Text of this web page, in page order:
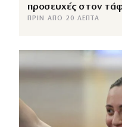
προσευχές στον
ΠΡΙΝ ΑΠΌ 20 ΛΕΠΤΆ